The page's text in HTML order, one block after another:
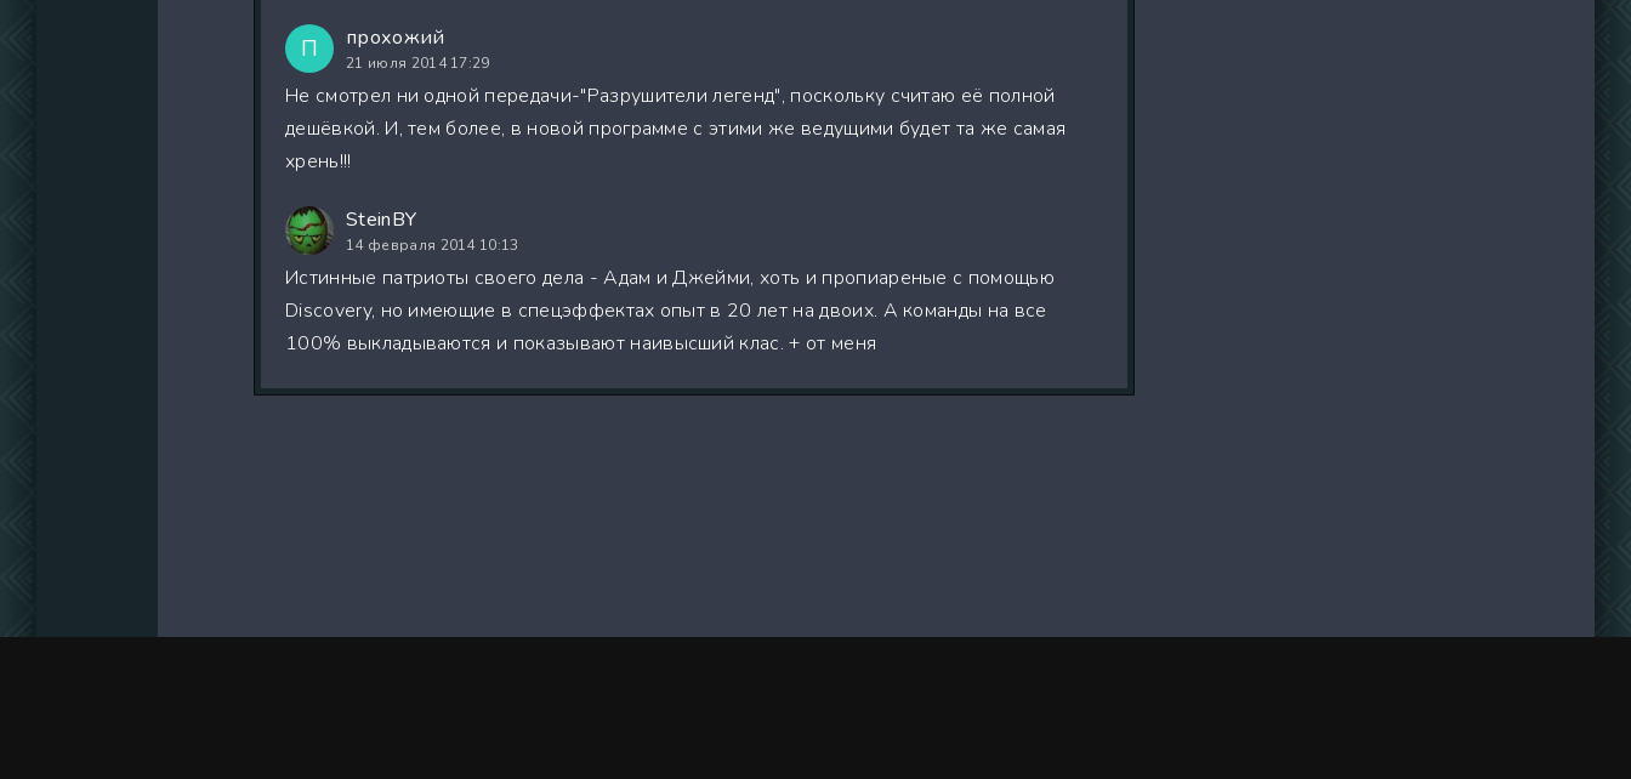
П прохожий
21 июля 2014 17:29
Не смотрел ни одной передачи-"Разрушители легенд", поскольку считаю её полной
дешёвкой. И, тем более, в новой программе с этими же ведущими будет та же самая
хрень!!!
SteinBY
14 февраля 2014 10:13
Истинные патриоты своего дела - Адам и Джейми, хоть и пропиареные с помощью
Discovery, но имеющие в спецэффектах опыт в 20 лет на двоих. А команды на все
100% выкладываются и показывают наивысший клас. + от меня